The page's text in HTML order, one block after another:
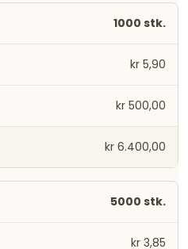
1000 stk.
kr 5,90
kr 500,00
kr 6.400,00
5000 stk.
kr 3,85